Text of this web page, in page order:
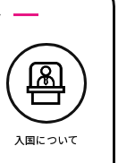
入国について